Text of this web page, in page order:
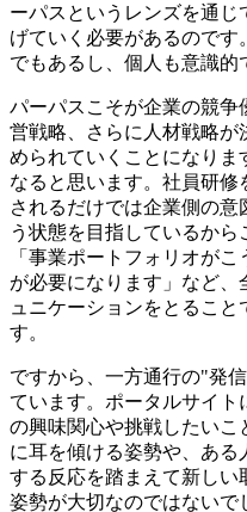
ーパスというレンズを通
げていく必要があるので
でもあるし、個人も意識的
パーパスこそが企業の競争
営戦略、さらに人材戦略が
められていくことになりま
なると思います。社員研
されるだけでは企業側の
う状態を目指しているから
「事業ポートフォリオが
が必要になります」など、
ュニケーションをとるこ
す。
ですから、一方通行の"発
ています。ポータルサイト
の興味関心や挑戦したいこ
に耳を傾ける姿勢や、あ
する反応を踏まえて新しい
姿勢が大切なのではないで